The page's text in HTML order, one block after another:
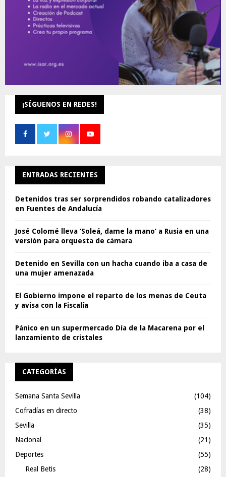
¡SÍGUENOS EN REDES!
ENTRADAS RECIENTES
Detenidos tras ser sorprendidos robando catalizadores
en Fuentes de Andalucía
José Colomé lleva ‘Soleá, dame la mano’ a Rusia en una
versión para orquesta de cámara
Detenido en Sevilla con un hacha cuando iba a casa de
una mujer amenazada
El Gobierno impone el reparto de los menas de Ceuta
y avisa con la Fiscalía
Pánico en un supermercado Día de la Macarena por el
lanzamiento de cristales
CATEGORÍAS
Semana Santa Sevilla
(104)
Cofradías en directo
(38)
Sevilla
(35)
Nacional
(21)
Deportes
(55)
Real Betis
(28)